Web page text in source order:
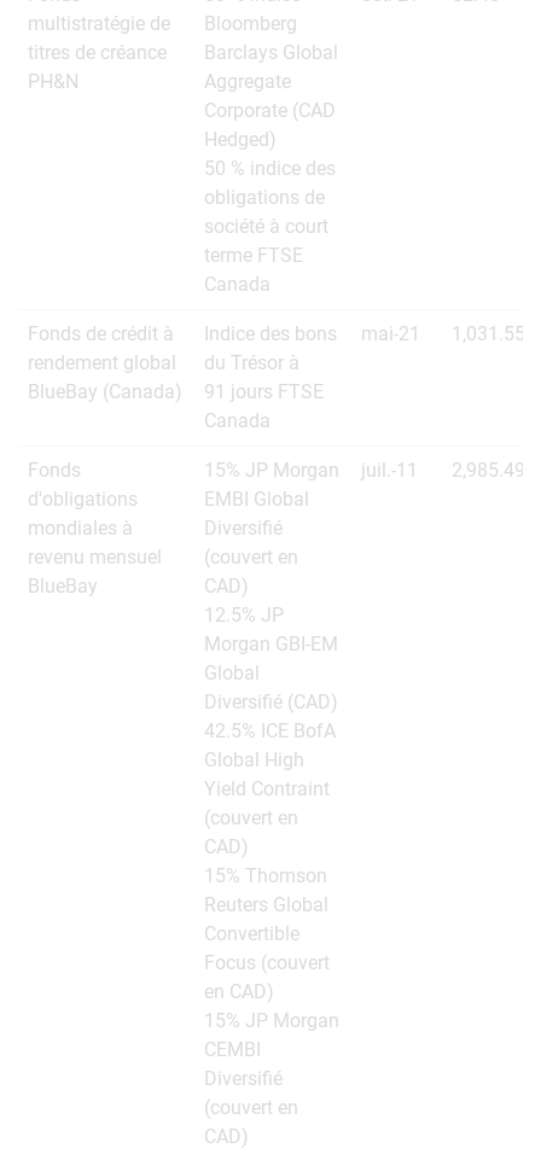
multistratégie de
titres de créance
PH&N
Bloomberg
Barclays Global
Aggregate
Corporate (CAD
Hedged)
50 % indice des
obligations de
société à court
terme FTSE
Canada
Fonds de crédit à
rendement global
BlueBay (Canada)
Indice des bons
du Trésor à
91 jours FTSE
Canada
mai-21 1,031.55
Fonds
d'obligations
mondiales à
revenu mensuel
BlueBay
15% JP Morgan
EMBI Global
Diversifié
(couvert en
CAD)
12.5% JP
Morgan GBI-EM
Global
Diversifié (CAD)
42.5% ICE BofA
Global High
Yield Contraint
(couvert en
CAD)
15% Thomson
Reuters Global
Convertible
Focus (couvert
en CAD)
15% JP Morgan
CEMBI
Diversifié
(couvert en
CAD)
juil.-11 2,985.49